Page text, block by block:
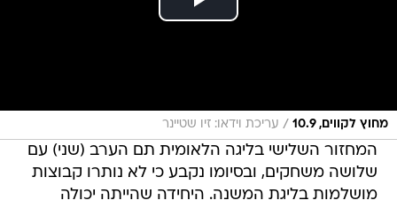
מחוץ לקווים, 10.9 / עריכת וידאו: זיו שטיינר
המחזור השלישי בליגה הלאומית תם הערב (שני) עם
שלושה משחקים, ובסיומו נקבע כי לא נותרו קבוצות
מושלמות בליגת המשנה. היחידה שהייתה יכולה